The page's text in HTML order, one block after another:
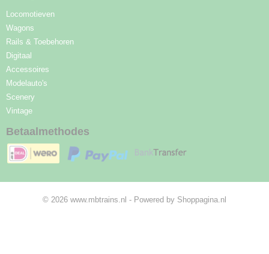
Locomotieven
Wagons
Rails & Toebehoren
Digitaal
Accessoires
Modelauto's
Scenery
Vintage
Betaalmethodes
© 2026 www.mbtrains.nl - Powered by Shoppagina.nl